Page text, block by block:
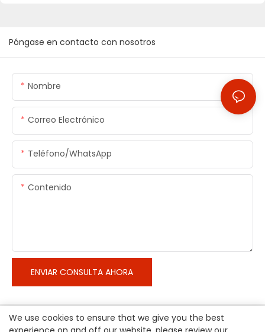
Póngase en contacto con nosotros
Nombre
Correo Electrónico
Teléfono/WhatsApp
Contenido
ENVIAR CONSULTA AHORA
We use cookies to ensure that we give you the best